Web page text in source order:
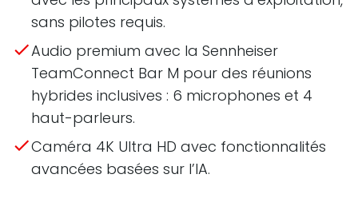
sans pilotes requis.
Audio premium avec la Sennheiser
TeamConnect Bar M pour des réunions
hybrides inclusives : 6 microphones et 4
haut-parleurs.
Caméra 4K Ultra HD avec fonctionnalités
avancées basées sur l’IA.